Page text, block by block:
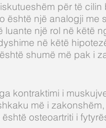
për të
është një analogji me
një rol në këtë
në këtë
shumë më pak i
kontraktimi i
më i
osteoartriti i